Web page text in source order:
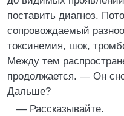
поставить диагноз.
сопровождаемый
токсинемия, шок,
Между тем
продолжается. — Он
Дальше?
— Рассказывайте.